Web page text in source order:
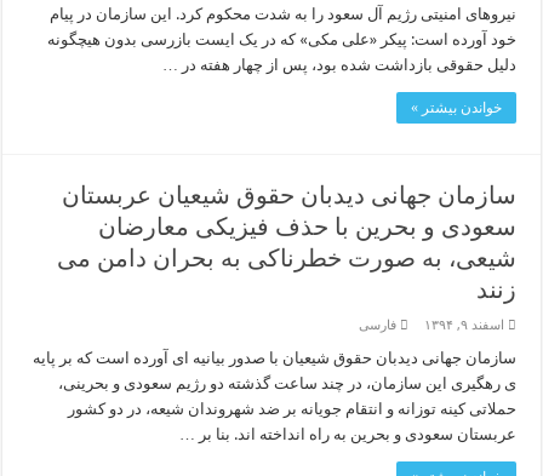
نیروهای امنیتی رژیم آل سعود را به شدت محکوم کرد. این سازمان در پیام
خود آورده است: پیکر «علی مکی» که در یک ایست بازرسی بدون هیچگونه
دلیل حقوقی بازداشت شده بود، پس از چهار هفته در …
خواندن بیشتر »
سازمان جهانی دیدبان حقوق شیعیان عربستان
سعودی و بحرین با حذف فیزیکی معارضان
شیعی، به صورت خطرناکی به بحران دامن می
زنند
اسفند ۹, ۱۳۹۴ فارسی
سازمان جهانی دیدبان حقوق شیعیان با صدور بیانیه ای آورده است که بر پایه
ی رهگیری این سازمان، در چند ساعت گذشته دو رژیم سعودی و بحرینی،
حملاتی کینه توزانه و انتقام جویانه بر ضد شهروندان شیعه، در دو کشور
عربستان سعودی و بحرین به راه انداخته اند. بنا بر …